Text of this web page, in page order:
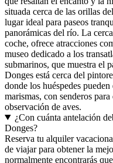
situada cerca de las orillas
lugar ideal para paseos
panorámicas del río. La
coche, ofrece atracciones
museo dedicado a los
submarinos, que muestra el
Donges está cerca del
donde los huéspedes
marismas, con senderos
observación de aves.
¿Con cuánta antelación
Donges?
Reserva tu alquiler
de viajar para obtener la
normalmente encontrarás